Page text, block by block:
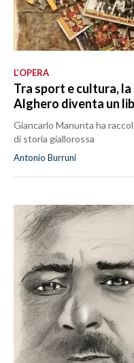
L’OPERA
Tra sport e cultura,
Alghero diventa un
Giancarlo Manunta ha
di storia giallorossa
Antonio Burruni